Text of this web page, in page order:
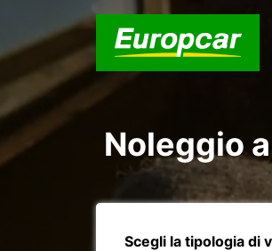
Noleggio
Scegli la tipologia di